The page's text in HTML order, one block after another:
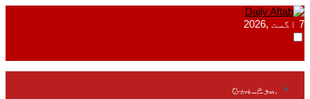
7 اگست ,2026
ہوم پیج